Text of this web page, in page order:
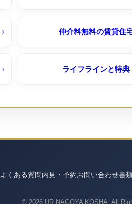
藤ヶ丘団地（ＵＲ賃貸
高座台（ＵＲ賃貸）
仲介料無料の賃貸住
ライフラインと特典
よくある質問内見・予約お問い合わせ書
© 2026 UR NAGOYA KOSHA. All